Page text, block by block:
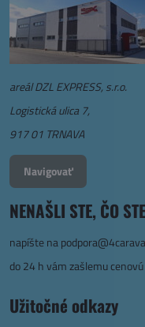
areál DZL EXPRESS, s.r.o.
Logistická ulica 7,
917 01 TRNAVA
Navigovať
NENAŠLI STE, ČO
napíšte na
do 24 h vám zašlemu
Užitočné odkazy